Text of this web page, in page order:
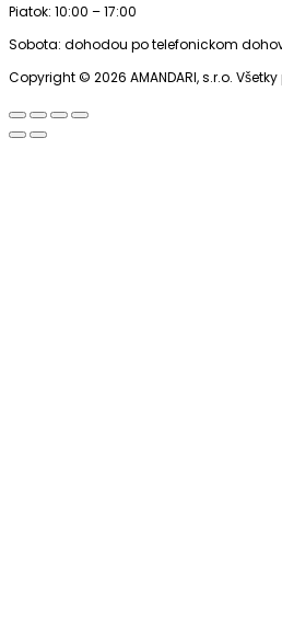
Piatok: 10:00 – 17:00
Sobota: dohodou po telefonickom
Copyright © 2026 AMANDARI, s.r.o.